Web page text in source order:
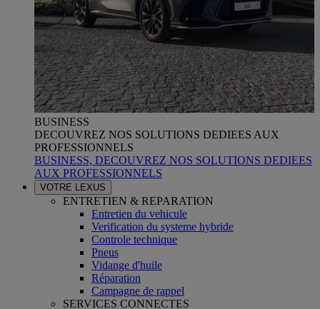
BUSINESS
DECOUVREZ NOS SOLUTIONS DEDIEES AUX
PROFESSIONNELS
BUSINESS, DECOUVREZ NOS SOLUTIONS DEDIEES
AUX PROFESSIONNELS
VOTRE LEXUS
ENTRETIEN & REPARATION
Entretien du vehicule
Verification du systeme hybride
Controle technique
Pneus
Vidange d'huile
Réparation
Campagne de rappel
SERVICES CONNECTES